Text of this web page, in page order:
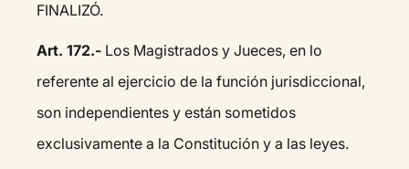
FINALIZÓ.
Art. 172.- Los Magistrados y Jueces, en lo
referente al ejercicio de la función jurisdiccional,
son independientes y están sometidos
exclusivamente a la Constitución y a las leyes.